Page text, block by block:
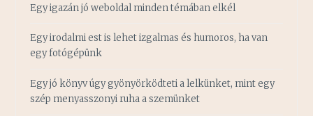
Egy igazán jó weboldal minden témában elkél
Egy irodalmi est is lehet izgalmas és humoros, ha van
egy fotógépünk
Egy jó könyv úgy gyönyörködteti a lelkünket, mint egy
szép menyasszonyi ruha a szemünket